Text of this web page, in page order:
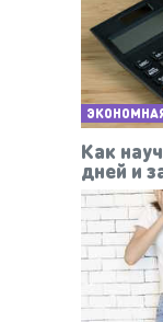
Как
дней и